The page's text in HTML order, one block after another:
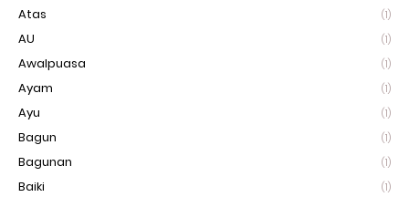
Atas (1)
AU (1)
Awalpuasa (1)
Ayam (1)
Ayu (1)
Bagun (1)
Bagunan (1)
Baiki (1)